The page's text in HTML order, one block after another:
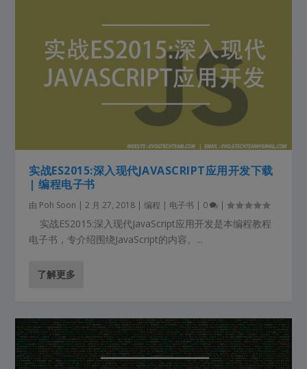
实战ES2015:深入现代JAVASCRIPT应用开发下载
| 编程电子书
由 Poh Soon |2 月 27, 2018 |编程 | 电子书 | 0 |
实战ES2015:深入现代JavaScript应用开发是本编程教程
电子书，专介绍围绕JavaScript的内容。...
了解更多